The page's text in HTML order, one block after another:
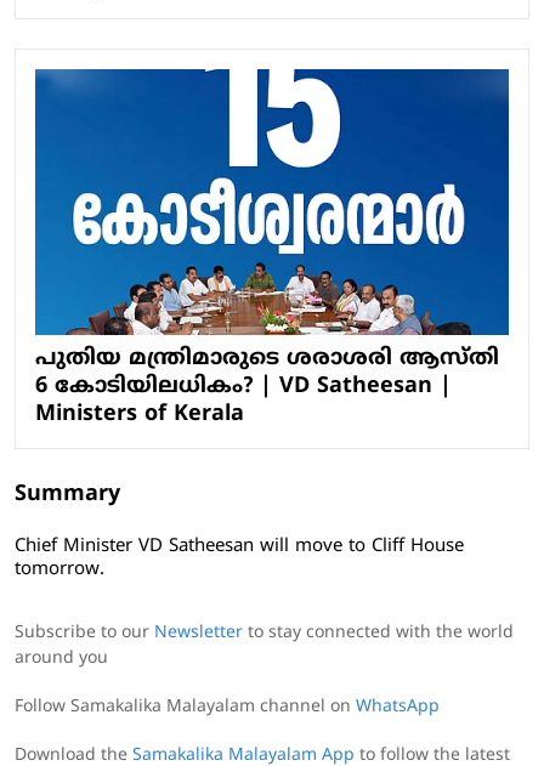
പുതിയ മന്ത്രിമാരുടെ ശരാശരി ആസ്തി
6 കോടിയിലധികം? | VD Satheesan |
Ministers of Kerala
Summary
Chief Minister VD Satheesan will move to Cliff House
tomorrow.
Subscribe to our Newsletter to stay connected with the world
around you
Follow Samakalika Malayalam channel on WhatsApp
Download the Samakalika Malayalam App to follow the latest